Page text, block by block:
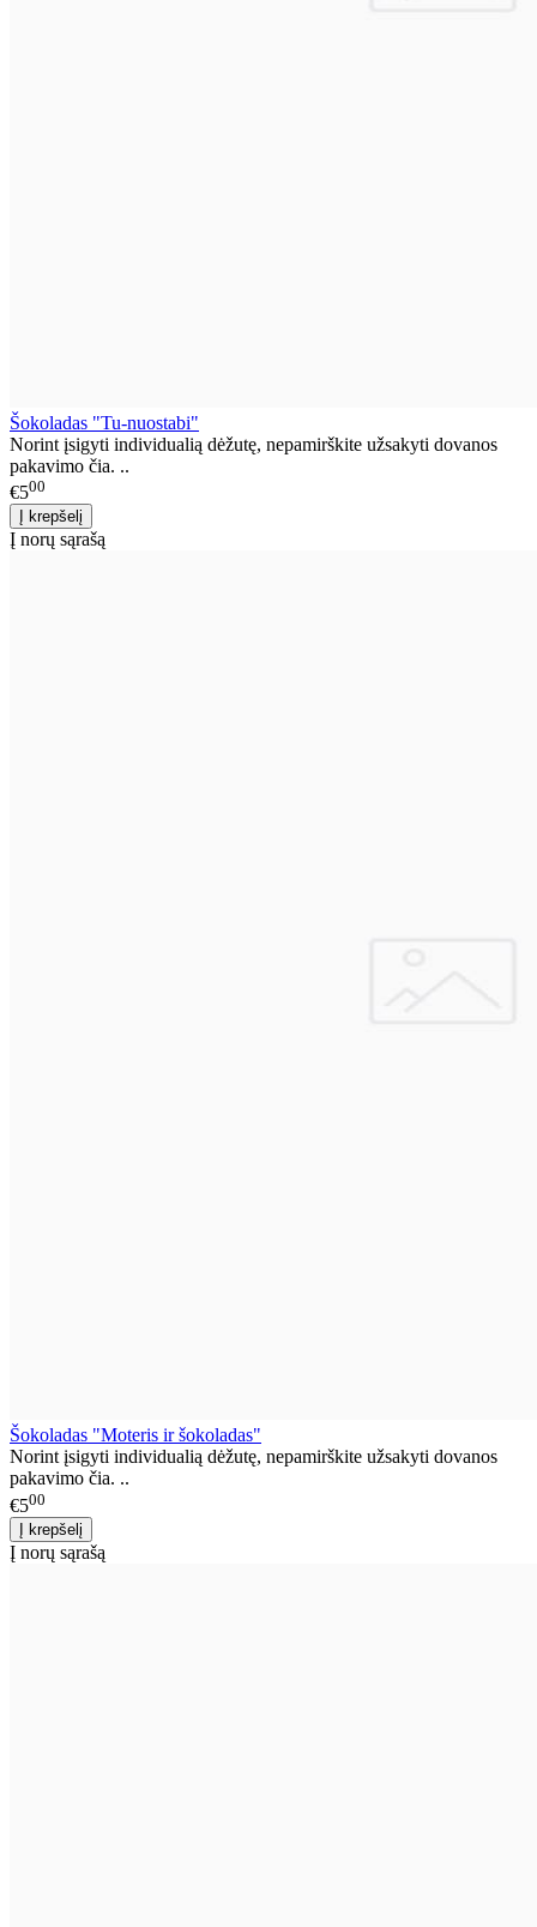
Šokoladas "Tu-nuostabi"
Norint įsigyti individualią dėžutę, nepamirškite užsakyti dovanos
pakavimo čia. ..
€500
Į norų sąrašą
Šokoladas "Moteris ir šokoladas"
Norint įsigyti individualią dėžutę, nepamirškite užsakyti dovanos
pakavimo čia. ..
€500
Į norų sąrašą